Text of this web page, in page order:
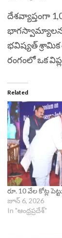
దేశవ్యాప్తంగా
భాగస్వామ్యాలను
భవిష్యత్ శ్రామిక
రంగంలో ఒక
Related
రూ. 10 వేల కోట్ల
జూన్ 6, 2026
In "ఆంధ్రప్రదేశ్"